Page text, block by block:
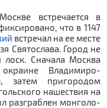
встречается в
что в 1147
встречал на ее месте
Святослава. Город не
лоск. Сначала Москва
Владимиро-
затем пригородом
нашествия на
разграблен монголо-